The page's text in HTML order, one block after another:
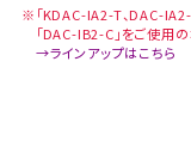
※「KDAC-IA2-T、DAC-
「DAC-IB2-C」をご使用
→ラインアップはこちら